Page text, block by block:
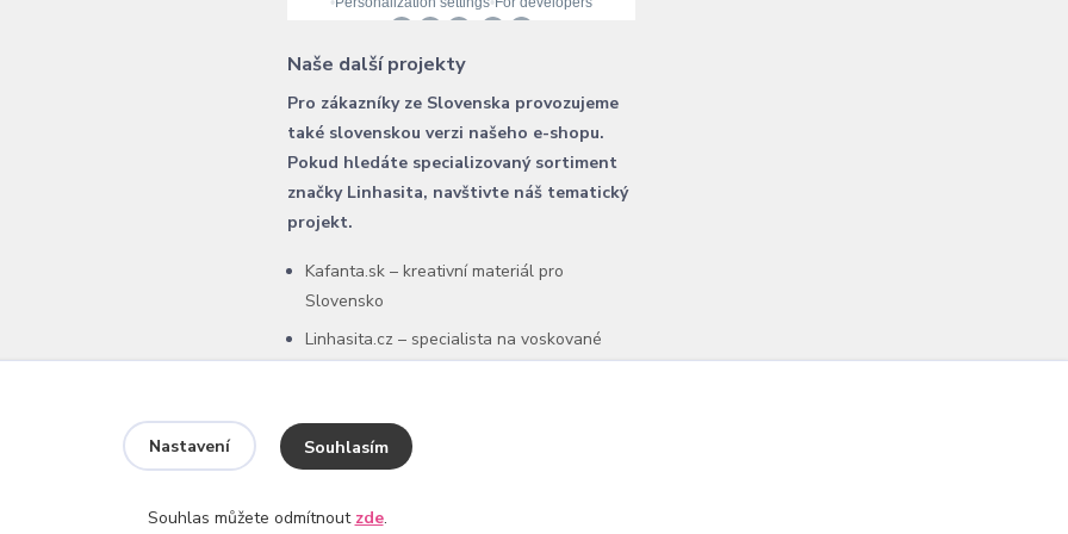
Naše další projekty
Pro zákazníky ze Slovenska provozujeme
také slovenskou verzi našeho e-shopu.
Pokud hledáte specializovaný sortiment
značky Linhasita, navštivte náš tematický
projekt.
Kafanta.sk – kreativní materiál pro
Slovensko
Linhasita.cz – specialista na voskované
šňůry Linhasita
Nastavení Souhlasím
Souhlas můžete odmítnout zde.